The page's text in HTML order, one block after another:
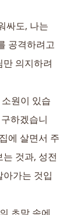
싸도, 나는
공격하려고
의지하려
원이 있습
하겠습니
에 살면서 주
것과, 성전
가는 것입